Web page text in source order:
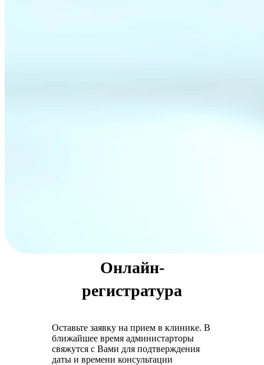
Онлайн-
регистратура
Оставьте заявку на прием в клинике. В
ближайшее время администарторы
свяжутся с Вами для подтверждения
даты и времени консультации